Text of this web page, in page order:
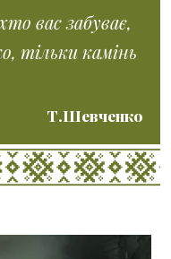
вас забуває,
тільки камінь
Т.Шевченко